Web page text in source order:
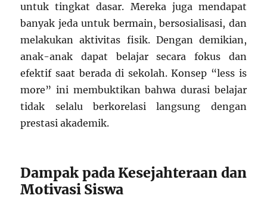
untuk tingkat dasar. Mereka juga mendapat
banyak jeda untuk bermain, bersosialisasi, dan
melakukan aktivitas fisik. Dengan demikian,
anak-anak dapat belajar secara fokus dan
efektif saat berada di sekolah. Konsep “less is
more” ini membuktikan bahwa durasi belajar
tidak selalu berkorelasi langsung dengan
prestasi akademik.
Dampak pada Kesejahteraan dan
Motivasi Siswa